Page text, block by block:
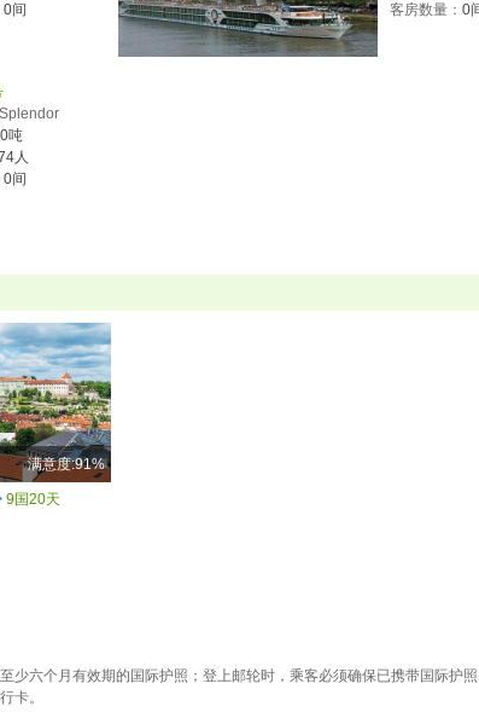
0间
客房数量： 0
吨
人
0间
满意度:91%
9国20天
少六个月有效期的国际护照；登上邮轮时，乘客必须确保已携带国际护
卡。